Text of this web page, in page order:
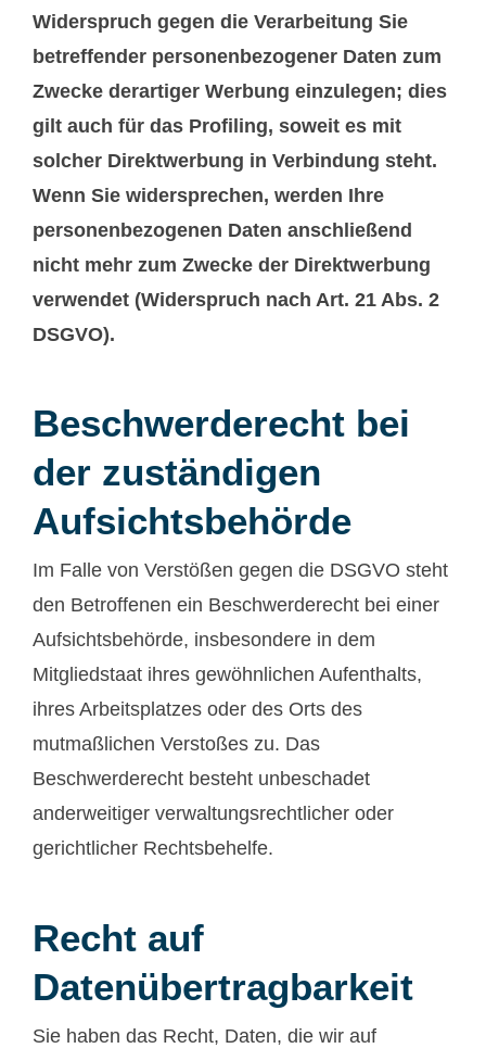
Widerspruch gegen die Verarbeitung Sie
betreffender personenbezogener Daten zum
Zwecke derartiger Werbung einzulegen; dies
gilt auch für das Profiling, soweit es mit
solcher Direktwerbung in Verbindung steht.
Wenn Sie widersprechen, werden Ihre
personenbezogenen Daten anschließend
nicht mehr zum Zwecke der Direktwerbung
verwendet (Widerspruch nach Art. 21 Abs. 2
DSGVO).
Beschwerderecht bei
der zuständigen
Aufsichtsbehörde
Im Falle von Verstößen gegen die DSGVO steht
den Betroffenen ein Beschwerderecht bei einer
Aufsichtsbehörde, insbesondere in dem
Mitgliedstaat ihres gewöhnlichen Aufenthalts,
ihres Arbeitsplatzes oder des Orts des
mutmaßlichen Verstoßes zu. Das
Beschwerderecht besteht unbeschadet
anderweitiger verwaltungsrechtlicher oder
gerichtlicher Rechtsbehelfe.
Recht auf
Datenübertragbarkeit
Sie haben das Recht, Daten, die wir auf